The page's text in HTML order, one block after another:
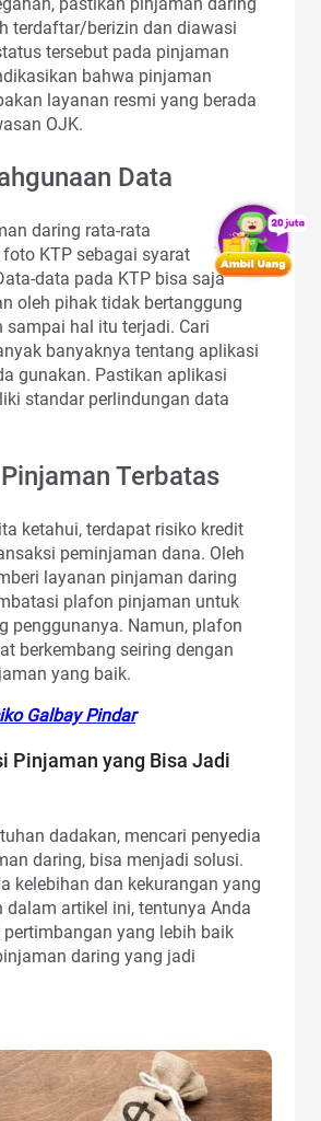
terdaftar/berizin dan diawasi
tersebut pada pinjaman
bahwa pinjaman
layanan resmi yang berada
OJK.
Data
daring rata-rata
KTP sebagai syarat
data pada KTP bisa saja
oleh pihak tidak bertanggung
sampai hal itu terjadi. Cari
banyaknya tentang aplikasi
gunakan. Pastikan aplikasi
standar perlindungan data
Terbatas
ketahui, terdapat risiko kredit
peminjaman dana. Oleh
layanan pinjaman daring
plafon pinjaman untuk
penggunanya. Namun, plafon
berkembang seiring dengan
yang baik.
Galbay Pindar
Pinjaman yang Bisa Jadi
dadakan, mencari penyedia
daring, bisa menjadi solusi.
kelebihan dan kekurangan yang
dalam artikel ini, tentunya Anda
yang lebih baik
daring yang jadi